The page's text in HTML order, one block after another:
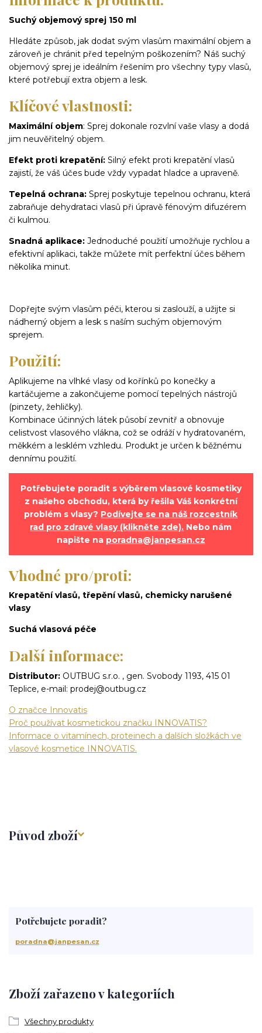
Suchý objemový sprej 150 ml
Hledáte způsob, jak dodat svým vlasům maximální objem a
zároveň je chránit před tepelným poškozením? Náš suchý
objemový sprej je ideálním řešením pro všechny typy vlasů,
které potřebují extra objem a lesk.
Klíčové vlastnosti:
Maximální objem: Sprej dokonale rozvlní vaše vlasy a dodá
jim neuvěřitelný objem.
Efekt proti krepatění: Silný efekt proti krepatění vlasů
zajistí, že váš účes bude vždy vypadat hladce a upraveně.
Tepelná ochrana: Sprej poskytuje tepelnou ochranu, která
zabraňuje dehydrataci vlasů při úpravě fénovým difuzérem
či kulmou.
Snadná aplikace: Jednoduché použití umožňuje rychlou a
efektivní aplikaci, takže můžete mít perfektní účes během
několika minut.
Dopřejte svým vlasům péči, kterou si zaslouží, a užijte si
nádherný objem a lesk s naším suchým objemovým
sprejem.
Použití:
Aplikujeme na vlhké vlasy od kořínků po konečky a
kartáčujeme a zakončujeme pomocí tepelných nástrojů
(pinzety, žehličky).
Kombinace účinných látek působí zevnitř a obnovuje
celistvost vlasového vlákna, což se odráží v hydratovaném,
měkkém a lesklém vzhledu. Produkt je určen k běžnému
dennímu použití.
Potřebujete poradit s výběrem vlasové kosmetiky
z našeho obchodu, která by řešila Váš konkrétní
problém s vlasy? Podívejte se na náš rozcestník
rad pro zdravé vlasy (klikněte zde). Nebo nám
napište na poradna@janpesan.cz
Vhodné pro/proti:
Krepatění vlasů, třepění vlasů, chemicky narušené
vlasy
Suchá vlasová péče
Další informace:
Distributor: OUTBUG s.r.o. , gen. Svobody 1193, 415 01
Teplice, e-mail: prodej@outbug.cz
O značce Innovatis
Proč používat kosmetickou značku INNOVATIS?
Informace o vitamínech, proteinech a dalších složkách ve
vlasové kosmetice INNOVATIS.
Původ zboží
Zboží zařazeno v kategoriích
Všechny produkty
Potřebujete poradit?
poradna@janpesan.cz